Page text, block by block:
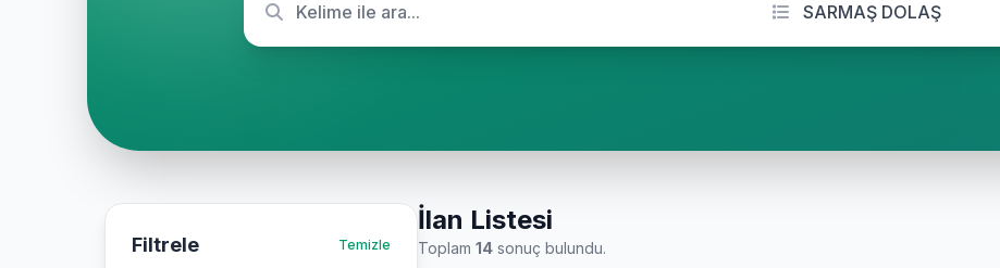
Filtrele Temizle
İlan Listesi
Toplam 14 sonuç bulundu.